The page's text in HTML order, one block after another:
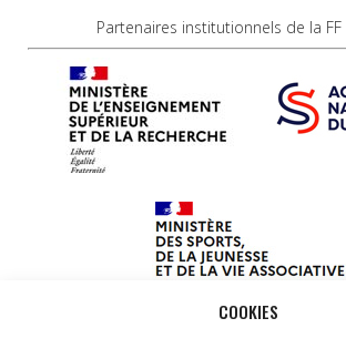
COOKIES
Partenaires institutionnels de la